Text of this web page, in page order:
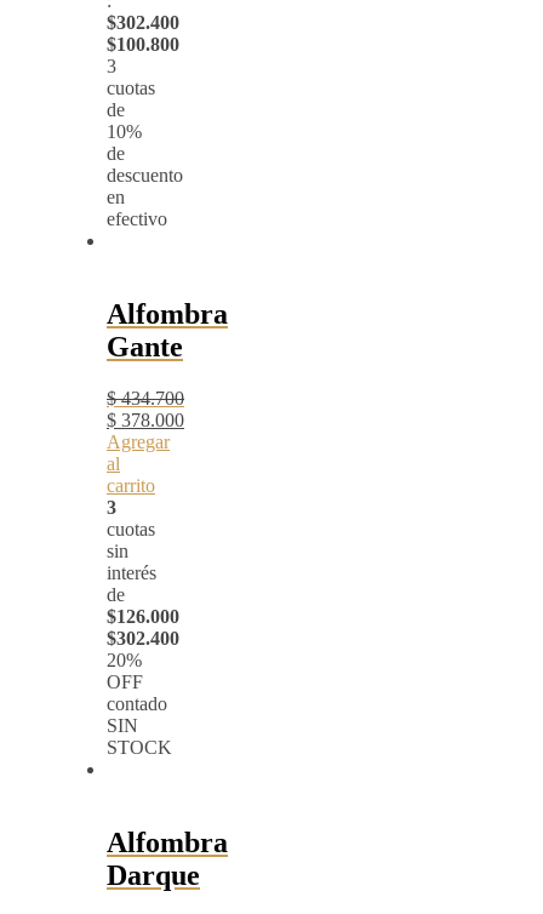
$302.400
$100.800
3
cuotas
de
10%
de
descuento
en
efectivo
Alfombra
Gante
$434.700
El
precio
original
era:
$ 434.700.
$ 378.000
El
precio
actual
es:
$ 378.000.
Agregar
al
carrito
3
cuotas
sin
interés
de
$126.000
$302.400
20%
OFF
contado
SIN
STOCK
Alfombra
Darque